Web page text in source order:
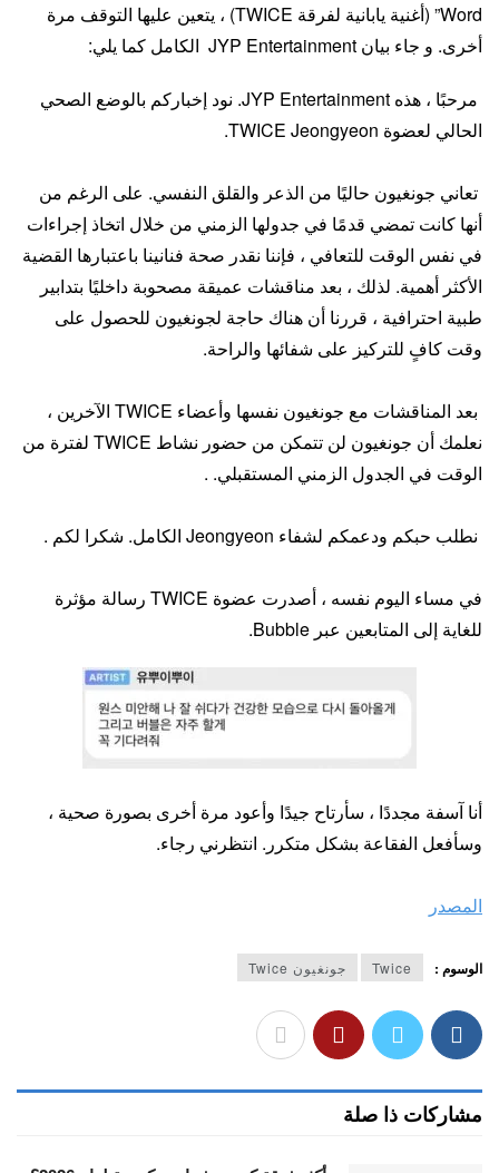
Word” (أغنية يابانية لفرقة TWICE) ، يتعين عليها التوقف مرة
أخرى. و جاء بيان JYP Entertainment الكامل كما يلي:
مرحبًا ، هذه JYP Entertainment. نود إخباركم بالوضع الصحي
الحالي لعضوة TWICE Jeongyeon.
تعاني جونغيون حاليًا من الذعر والقلق النفسي. على الرغم من
أنها كانت تمضي قدمًا في جدولها الزمني من خلال اتخاذ إجراءات
في نفس الوقت للتعافي ، فإننا نقدر صحة فنانينا باعتبارها القضية
الأكثر أهمية. لذلك ، بعد مناقشات عميقة مصحوبة داخليًا بتدابير
طبية احترافية ، قررنا أن هناك حاجة لجونغيون للحصول على
وقت كافٍ للتركيز على شفائها والراحة.
بعد المناقشات مع جونغيون نفسها وأعضاء TWICE الآخرين ،
نعلمك أن جونغيون لن تتمكن من حضور نشاط TWICE لفترة من
الوقت في الجدول الزمني المستقبلي. .
نطلب حبكم ودعمكم لشفاء Jeongyeon الكامل. شكرا لكم .
في مساء اليوم نفسه ، أصدرت عضوة TWICE رسالة مؤثرة
للغاية إلى المتابعين عبر Bubble.
أنا آسفة مجددًا ، سأرتاح جيدًا وأعود مرة أخرى بصورة صحية ،
وسأفعل الفقاعة بشكل متكرر. انتظرني رجاء.
المصدر
الوسوم : Twice جونغيون Twice
مشاركات ذا صلة